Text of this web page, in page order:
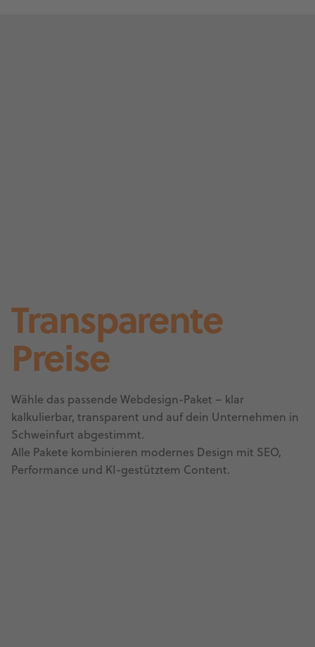
Transparente
Preise
Wähle das passende Webdesign-Paket – klar
kalkulierbar, transparent und auf dein Unternehmen in
Schweinfurt abgestimmt.
Alle Pakete kombinieren modernes Design mit SEO,
Performance und KI-gestütztem Content.